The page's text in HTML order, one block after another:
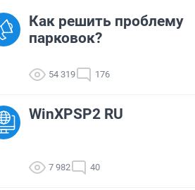
Как решить проблему
парковок?
54 319 176
WinXPSP2 RU
7 982 40